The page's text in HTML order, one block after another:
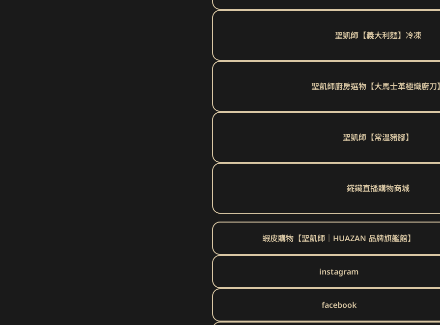
聖凱師【義大利麵】冷凍
聖凱師廚房選物【大馬士革極熾廚刀
聖凱師【常溫豬腳】
錵鑶直播購物商城
蝦皮購物【聖凱師｜HUAZAN 品牌旗艦館】
instagram
facebook